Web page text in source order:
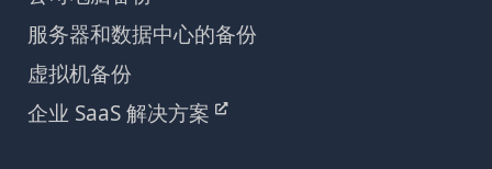
服务器和数据中心的备份
虚拟机备份
企业 SaaS 解决方案